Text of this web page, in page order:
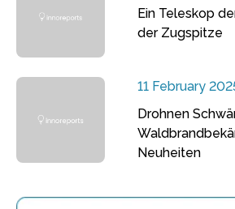
Ein Teleskop
der Zugspitze
11 February
Drohnen
Neuheiten